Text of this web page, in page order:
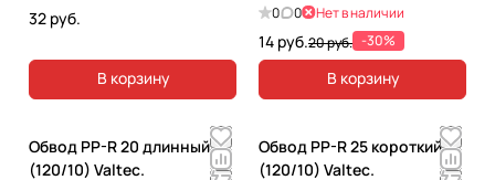
32 руб.
В корзину
0 0 Нет в наличии
14 руб.20 руб. -30%
В корзину
Обвод PP-R 20 длинный
(120/10) Valtec.
Обвод PP-R 25 короткий
(120/10) Valtec.